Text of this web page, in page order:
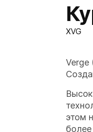
XVG
Verge
этом